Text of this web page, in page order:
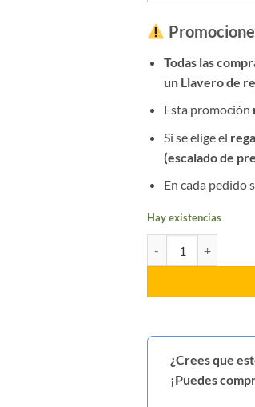
Todas las
un Llavero de
Esta promoción
Si se elige el
(escalado de
En cada pedido
Hay existencias
¿Crees que
¡Puedes